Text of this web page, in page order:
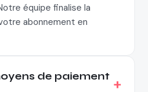
équipe finalise la
abonnement en
de paiement